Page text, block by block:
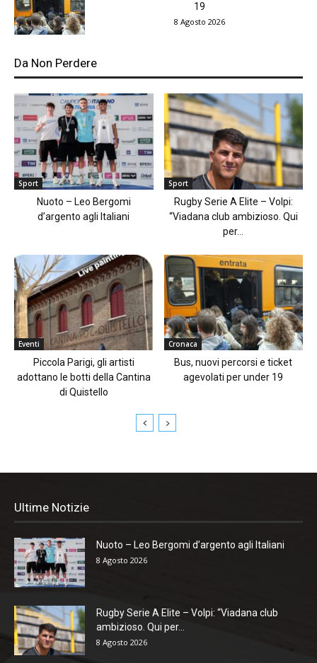
19
8 Agosto 2026
Da Non Perdere
Sport
Nuoto – Leo Bergomi
d’argento agli Italiani
Sport
Rugby Serie A Elite – Volpi:
“Viadana club ambizioso. Qui
per...
Eventi
Piccola Parigi, gli artisti
adottano le botti della Cantina
di Quistello
Cronaca
Bus, nuovi percorsi e ticket
agevolati per under 19
Ultime Notizie
Nuoto – Leo Bergomi d’argento agli Italiani
8 Agosto 2026
Rugby Serie A Elite – Volpi: “Viadana club
ambizioso. Qui per...
8 Agosto 2026